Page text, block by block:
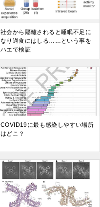
社会から隔離されると睡眠不足に
なり過食にはしる……という事を
ハエで検証
COVID19に最も感染しやすい場所
はどこ？